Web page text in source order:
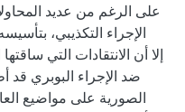
على الرغم من عديد
الإجراء التكذيبي،
ضد الإجراء البوبري
الصورية على مواضيع